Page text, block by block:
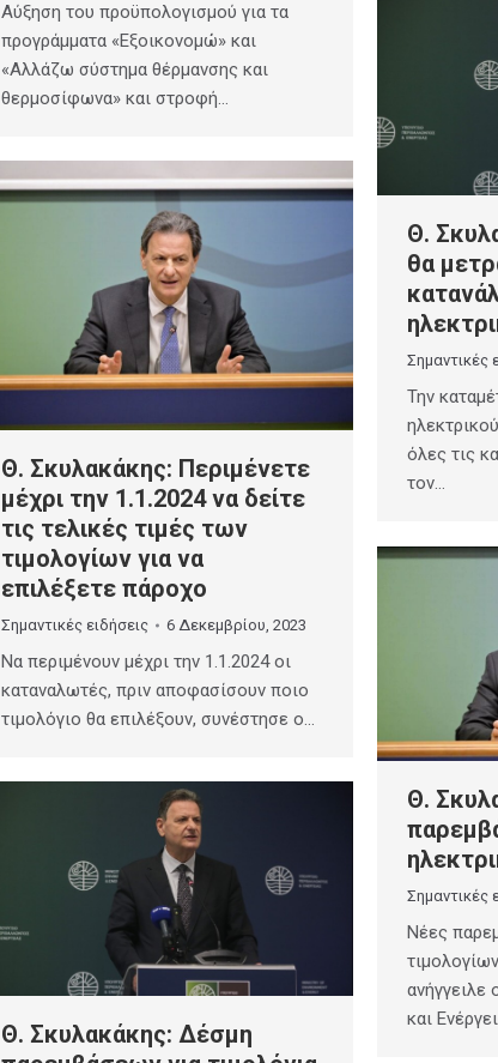
Αύξηση του προϋπολογισμού για τα
προγράμματα «Εξοικονομώ» και
«Αλλάζω σύστημα θέρμανσης και
θερμοσίφωνα» και στροφή…
Θ.
θα
Σημαντικές
Την
όλες τις
τον…
Θ. Σκυλακάκης: Περιμένετε
μέχρι την 1.1.2024 να δείτε
τις τελικές τιμές των
τιμολογίων για να
επιλέξετε πάροχο
Σημαντικές ειδήσεις 6 Δεκεμβρίου, 2023
Να περιμένουν μέχρι την 1.1.2024 οι
καταναλωτές, πριν αποφασίσουν ποιο
τιμολόγιο θα επιλέξουν, συνέστησε ο…
Θ.
Σημαντικές
Νέες
ανήγγειλε
και
Θ. Σκυλακάκης: Δέσμη